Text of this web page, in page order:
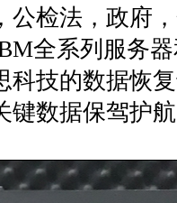
公检法，政府
全系列服务
科技的数据恢
键数据保驾护